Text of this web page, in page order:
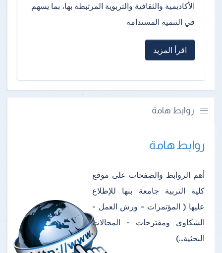
الأكاديمية والثقافية والتربوية المرتبطة بها، بما يسهم
في التنمية المستدامة
اقرأ المزيد
روابط هامة
روابط هامة
أهم الروابط والصفحات على موقع
كلية التربية جامعة بنها للإطلاع
عليها ( المؤتمرات - ورش العمل -
الشكاوى ومقترحات - المجالات
البحثية...)